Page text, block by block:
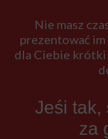
Nie masz
prezentować
dla Ciebie krótki
Jeśi tak,
za